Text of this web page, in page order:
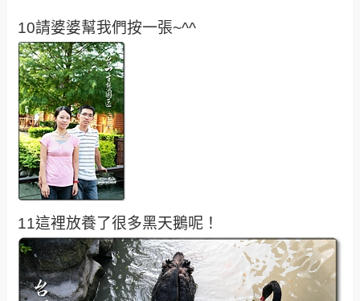
10請婆婆幫我們按一張~^^
11這裡放養了很多黑天鵝呢！